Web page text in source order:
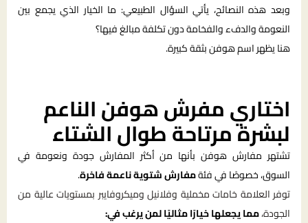
وبعد هذه النصائح، يأتي السؤال الطبيعي: ما الخيار الذي يجمع بين
النعومة والدفء والفخامة دون تكلفة مبالغ فيها؟
هنا يظهر اسم هوفن بثقة كبيرة.
اختاري مفرش هوفن الناعم
لبشرة مرتاحة طوال الشتاء
تشتهر مفارش هوفن بأنها من أكثر المفارش جودة ونعومة في
السوق، خصوصًا في فئةمفارش شتوية ناعمة فاخرة.
توفر العلامة خامات مخملية وفلانيل وميكروفايبر بمستويات عالية من
الجودة،مما يجعلها خيارًا مثاليًا لمن يرغب في: